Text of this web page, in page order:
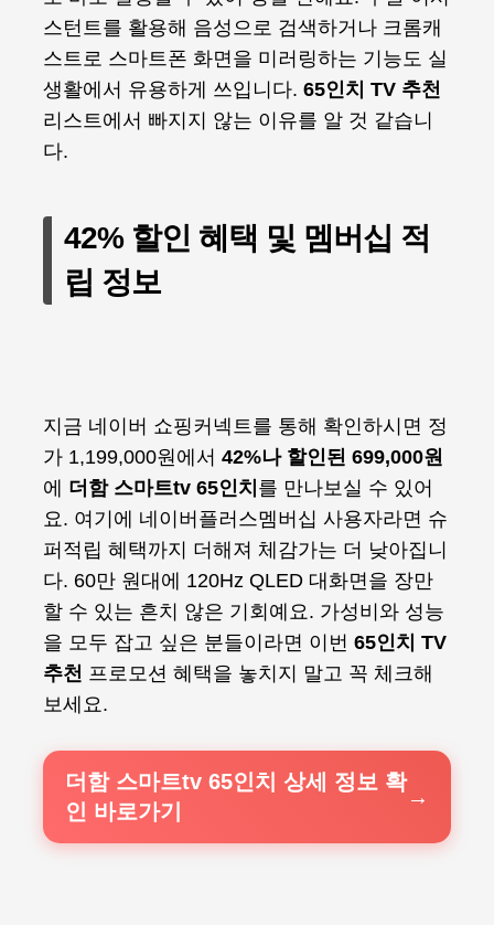
스턴트를 활용해 음성으로 검색하거나 크롬캐
스트로 스마트폰 화면을 미러링하는 기능도 실
생활에서 유용하게 쓰입니다. 65인치 TV 추천
리스트에서 빠지지 않는 이유를 알 것 같습니
다.
42% 할인 혜택 및 멤버십 적
립 정보
지금 네이버 쇼핑커넥트를 통해 확인하시면 정
가 1,199,000원에서 42%나 할인된 699,000원
에 더함 스마트tv 65인치 를 만나보실 수 있어
요. 여기에 네이버플러스멤버십 사용자라면 슈
퍼적립 혜택까지 더해져 체감가는 더 낮아집니
다. 60만 원대에 120Hz QLED 대화면을 장만
할 수 있는 흔치 않은 기회예요. 가성비와 성능
을 모두 잡고 싶은 분들이라면 이번 65인치 TV
추천 프로모션 혜택을 놓치지 말고 꼭 체크해
보세요.
더함 스마트tv 65인치 상세 정보 확
인 바로가기